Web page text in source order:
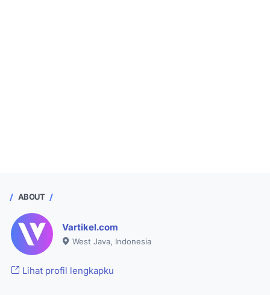
ABOUT
Vartikel.com
West Java, Indonesia
Lihat profil lengkapku